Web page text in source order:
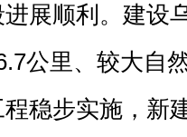
展顺利。建设
公里、较大自
稳步实施，新